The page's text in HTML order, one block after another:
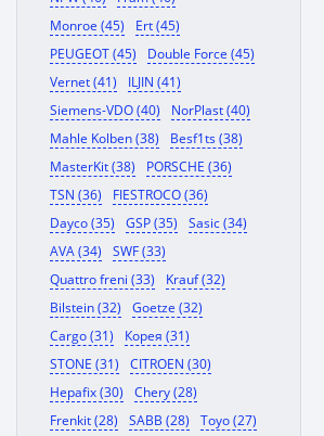
Monroe (45)
Ert (45)
PEUGEOT (45)
Double Force (45)
Vernet (41)
ILJIN (41)
Siemens-VDO (40)
NorPlast (40)
Mahle Kolben (38)
Besf1ts (38)
MasterKit (38)
PORSCHE (36)
TSN (36)
FIESTROCO (36)
Dayco (35)
GSP (35)
Sasic (34)
AVA (34)
SWF (33)
Quattro freni (33)
Krauf (32)
Bilstein (32)
Goetze (32)
Cargo (31)
Корея (31)
STONE (31)
CITROEN (30)
Hepafix (30)
Chery (28)
Frenkit (28)
SABB (28)
Toyo (27)